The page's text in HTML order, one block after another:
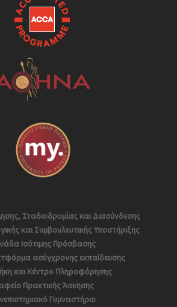
Σταδιοδρομίας και Διασύνδεσης
και Συμβουλευτικής Υποστήριξης
Ισότιμης Πρόσβασης
ασύγχρονης εκπαίδευσης
και Κέντρο Πληροφόρησης
Πρακτικής Άσκησης
Γυμναστήριο